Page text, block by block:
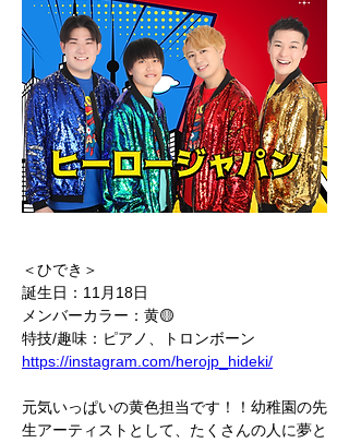
＜ひでき＞
誕生日：11月18日
メンバーカラー：黄🟡
特技/趣味：ピアノ、トロンボーン
https://instagram.com/herojp_hideki/
元気いっぱいの黄色担当です！！幼稚園の先
生アーティストとして、たくさんの人に夢と